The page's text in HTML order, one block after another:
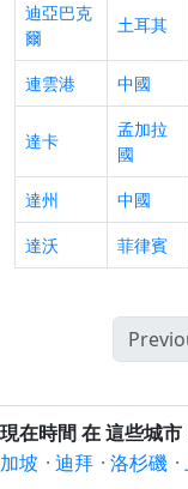
迪亞巴克
爾
土耳其
連雲港 中國
達卡
孟加拉
國
達州 中國
達沃
菲律賓
現在時間 在 這些城市
加坡 · 迪拜 · 洛杉磯 ·